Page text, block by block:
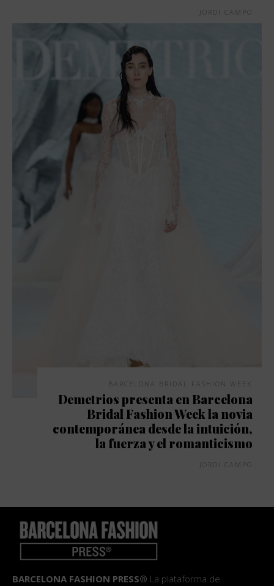
JORDI CAMPO
BARCELONA BRIDAL FASHION WEEK
Demetrios presenta en Barcelona
Bridal Fashion Week la novia
contemporánea desde la intuición,
la fuerza y el romanticismo
JORDI CAMPO
BARCELONA FASHION PRESS® La plataforma de